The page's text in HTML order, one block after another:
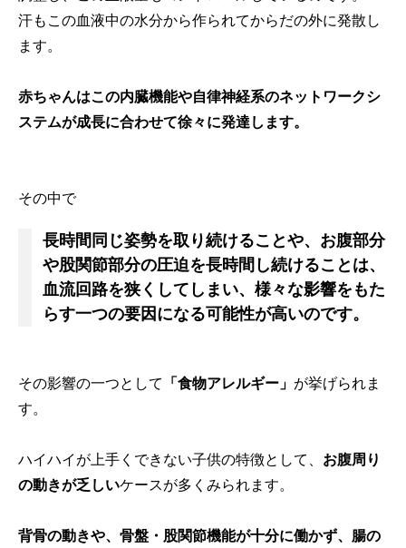
汗もこの血液中の水分から作られてからだの外に発散し
ます。
赤ちゃんはこの内臓機能や自律神経系のネットワークシ
ステムが成長に合わせて徐々に発達します。
その中で
長時間同じ姿勢を取り続けることや、お腹部分
や股関節部分の圧迫を長時間し続けることは、
血流回路を狭くしてしまい、様々な影響をもた
らす一つの要因になる可能性が高いのです。
その影響の一つとして 「食物アレルギー」 が挙げられま
す。
ハイハイが上手くできない子供の特徴として、 お腹周り
の動きが乏しいケースが多くみられます。
背骨の動きや、骨盤・股関節機能が十分に働かず、腸の